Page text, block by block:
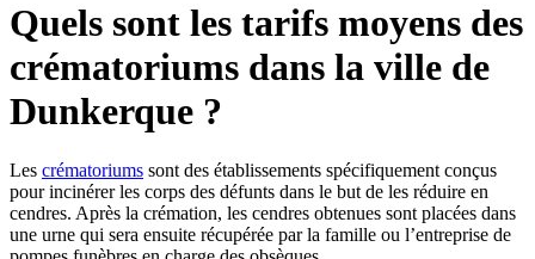
Quels sont les tarifs moyens des
crématoriums dans la ville de
Dunkerque ?
Les crématoriums sont des établissements spécifiquement conçus
pour incinérer les corps des défunts dans le but de les réduire en
cendres. Après la crémation, les cendres obtenues sont placées dans
une urne qui sera ensuite récupérée par la famille ou l’entreprise de